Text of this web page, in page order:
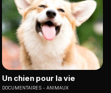
Un chien pour la vie
DOCUMENTAIRES ANIMAUX